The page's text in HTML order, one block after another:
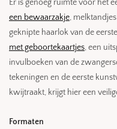
Er is genoeg ruimte voor het
een bewaarzakje,
geknipte haarlok van de
met geboortekaartjes, een
invulboeken van de
tekeningen en de eerste
kwijtraakt, krijgt hier een
Formaten